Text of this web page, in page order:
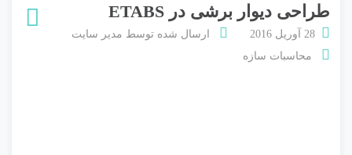
طراحی دیوار برشی در ETABS
28 آوریل 2016 ارسال شده توسط مدیر سایت
محاسبات سازه